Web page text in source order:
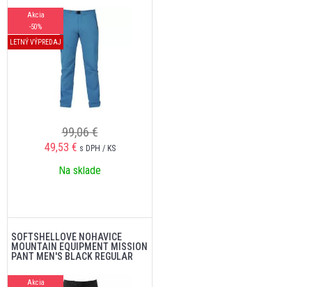
Akcia
-50%
LETNÝ VÝPREDAJ
99,06 €
49,53 € s DPH / KS
Na sklade
SOFTSHELLOVÉ NOHAVICE
MOUNTAIN EQUIPMENT MISSION
PANT MEN'S BLACK REGULAR
Akcia